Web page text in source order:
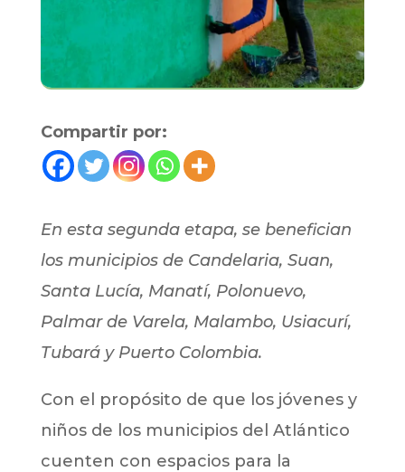
Compartir por:
En esta segunda etapa, se benefician
los municipios de Candelaria, Suan,
Santa Lucía, Manatí, Polonuevo,
Palmar de Varela, Malambo, Usiacurí,
Tubará y Puerto Colombia.
Con el propósito de que los jóvenes y
niños de los municipios del Atlántico
cuenten con espacios para la